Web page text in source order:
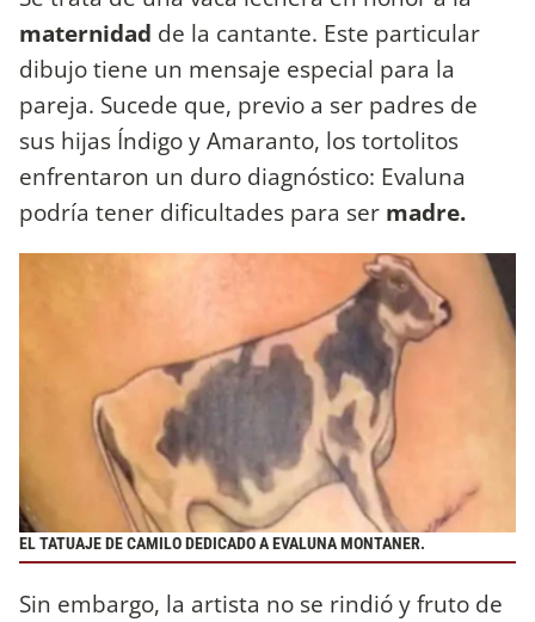
maternidad de la cantante. Este particular
dibujo tiene un mensaje especial para la
pareja. Sucede que, previo a ser padres de
sus hijas Índigo y Amaranto, los tortolitos
enfrentaron un duro diagnóstico: Evaluna
podría tener dificultades para ser madre.
EL TATUAJE DE CAMILO DEDICADO A EVALUNA MONTANER.
Sin embargo, la artista no se rindió y fruto de